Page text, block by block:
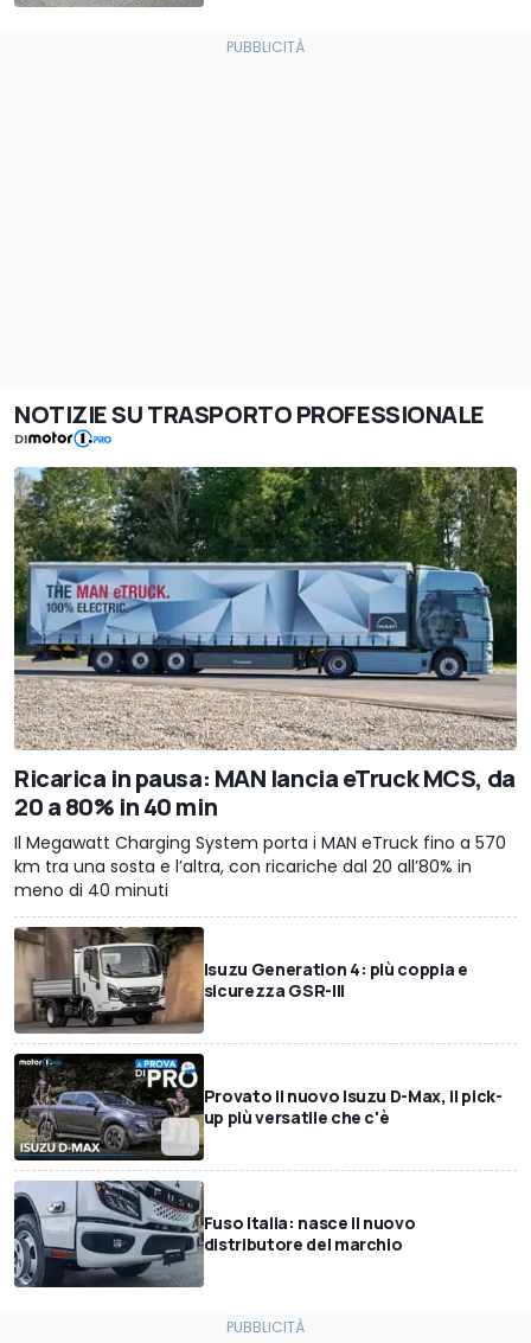
NOTIZIE SU TRASPORTO PROFESSIONALE
DI
Ricarica in pausa: MAN lancia eTruck MCS, da
20 a 80% in 40 min
Il Megawatt Charging System porta i MAN eTruck fino a 570
km tra una sosta e l’altra, con ricariche dal 20 all’80% in
meno di 40 minuti
Isuzu Generation 4: più coppia e
sicurezza GSR-III
Provato il nuovo Isuzu D-Max, il pick-
up più versatile che c'è
Fuso Italia: nasce il nuovo
distributore del marchio